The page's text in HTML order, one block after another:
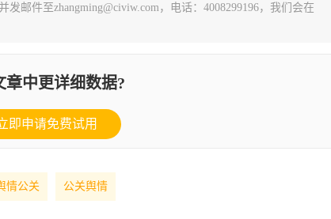
邮件至zhangming@civiw.com，电话：4008299196，我们会在
章中更详细数据?
即申请免费试用
情公关 公关舆情